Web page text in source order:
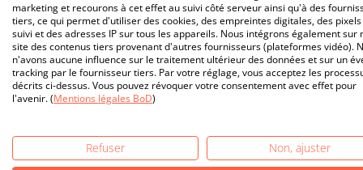
marketing et recourons à cet effet au suivi côté serveur ainsi qu'à des
tiers, ce qui permet d'utiliser des cookies, des empreintes digitales, des
suivi et des adresses IP sur tous les appareils. Nous intégrons également sur
site des contenus tiers provenant d'autres fournisseurs (plateformes vidéo).
n'avons aucune influence sur le traitement ultérieur des données et sur un
tracking par le fournisseur tiers. Par votre réglage, vous acceptez les
décrits ci-dessus. Vous pouvez révoquer votre consentement avec effet pour
l'avenir. (Mentions légales BoD)
Refuser
Non, ajuster